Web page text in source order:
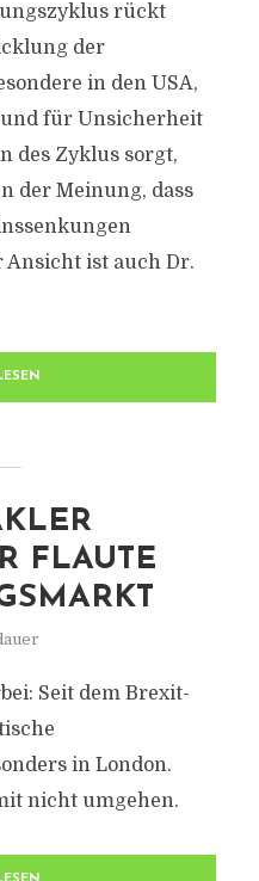
rückt
der
in den USA,
für Unsicherheit
des Zyklus sorgt,
der Meinung, dass
Ansicht ist auch Dr.
FLAUTE
Seit dem Brexit-
in London.
nicht umgehen.